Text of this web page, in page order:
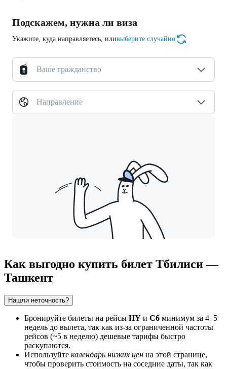
Подскажем, нужна ли виза
Укажите, куда направляетесь, иливыберите случайно
Ваше гражданство
Направление
Как выгодно купить билет Тбилиси —
Ташкент
Нашли неточность?
Бронируйте билеты на рейсы HY и C6 минимум за 4–5
недель до вылета, так как из-за ограниченной частоты
рейсов (~5 в неделю) дешевые тарифы быстро
раскупаются.
Используйте календарь низких цен на этой странице,
чтобы проверить стоимость на соседние даты, так как